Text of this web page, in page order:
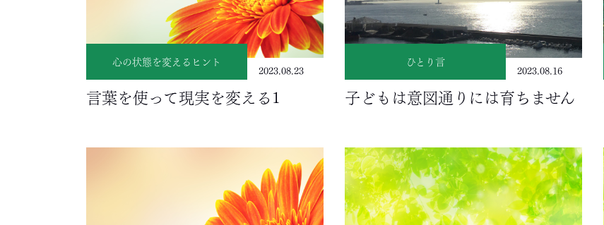
心の状態を変えるヒント
2023.08.23
言葉を使って現実を変える1
ひとり言
2023.08.16
子どもは意図通りには育ちません